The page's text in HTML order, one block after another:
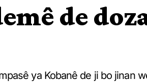
de
ya Kobanê de ji bo jinan